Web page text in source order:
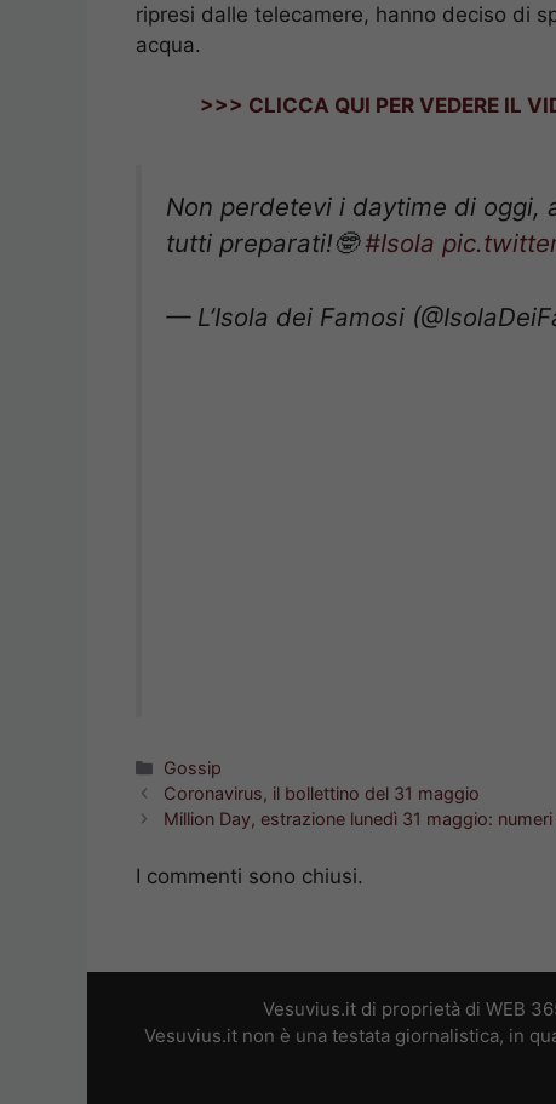
ripresi dalle telecamere, hanno deciso di
acqua.
>>> CLICCA QUI PER VEDERE IL
Non perdetevi i daytime di oggi,
tutti preparati!🤓 #Isola
— L’Isola dei Famosi
Coronavirus, il bollettino del 31 maggio
Million Day, estrazione lunedì 31 maggio: numeri
I commenti sono chiusi.
Vesuvius.it di proprietà di WEB
Vesuvius.it non è una testata giornalistica, in